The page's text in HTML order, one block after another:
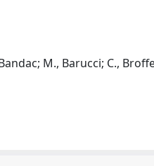
M., Barucci; C.,